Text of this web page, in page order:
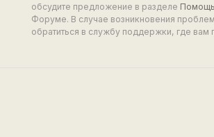
обсудите предложение в разделе
Форуме. В случае возникновения
обратиться в службу поддержки, где вам